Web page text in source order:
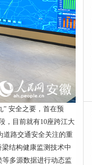
” 安全之要，首在预
，目前就有10座跨江大
道路交通安全关注的重
结构健康监测技术中
多源数据进行动态监